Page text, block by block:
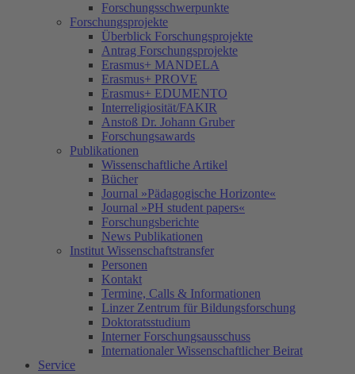
Forschungsschwerpunkte
Forschungsprojekte
Überblick Forschungsprojekte
Antrag Forschungsprojekte
Erasmus+ MANDELA
Erasmus+ PROVE
Erasmus+ EDUMENTO
Interreligiosität/FAKIR
Anstoß Dr. Johann Gruber
Forschungsawards
Publikationen
Wissenschaftliche Artikel
Bücher
Journal »Pädagogische Horizonte«
Journal »PH student papers«
Forschungsberichte
News Publikationen
Institut Wissenschaftstransfer
Personen
Kontakt
Termine, Calls & Informationen
Linzer Zentrum für Bildungsforschung
Doktoratsstudium
Interner Forschungsausschuss
Internationaler Wissenschaftlicher Beirat
Service